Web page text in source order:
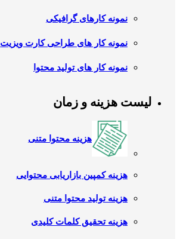
نمونه کارهای گرافیکی
نمونه کار های طراحی کارت ویزیت
نمونه کار های تولید محتوا
لیست هزینه و زمان
هزینه محتوا متنی
هزینه کمپین بازاریابی محتوایی
هزینه تولید محتوا متنی
هزینه تحقیق کلمات کلیدی